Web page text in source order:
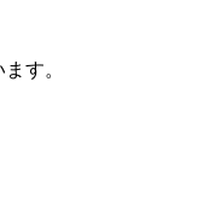
す。